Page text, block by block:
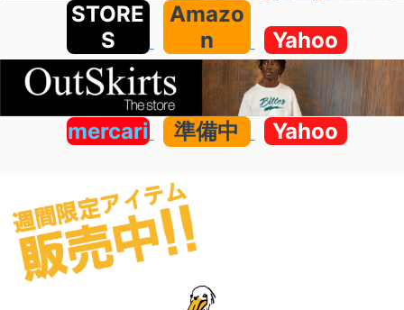
STORE
S
Amazo
n
Yahoo
mercari 準備中 Yahoo